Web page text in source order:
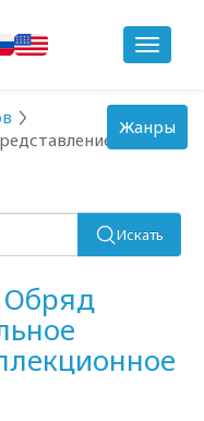
Toggle
Искать
Обряд
Toggle
navigation
Жанры